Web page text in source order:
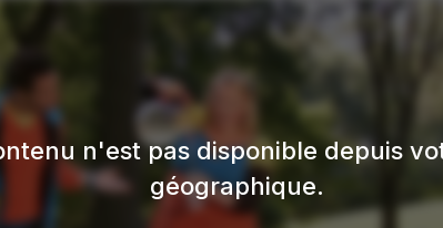
n'est pas disponible depuis
géographique.